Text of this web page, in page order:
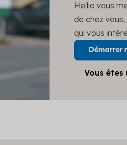
Hellio vous
de chez
qui vous
Vous êtes